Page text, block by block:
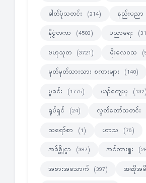
ဓါတ်ပုံသတင်း (214) နည်းပညာ
နိုင္ငံတကာ (4503) ပညာရေး
ဗဟုသုတ (3721) မိုးလေဝသ
မှတ်မှတ်သားသား စကားများ (140)
မှုခင်း (1775) ယဉ်ကျေးမှု (132)
ရုပ်ရှင် (24) လွတ်တော်သတင်း
သရော်စာ (1) ဟာသ (76)
အခ်စ္ဆိုင္ရာ (387) အင်တာဗျုး
အစားအသောက် (397) အဆိုအ